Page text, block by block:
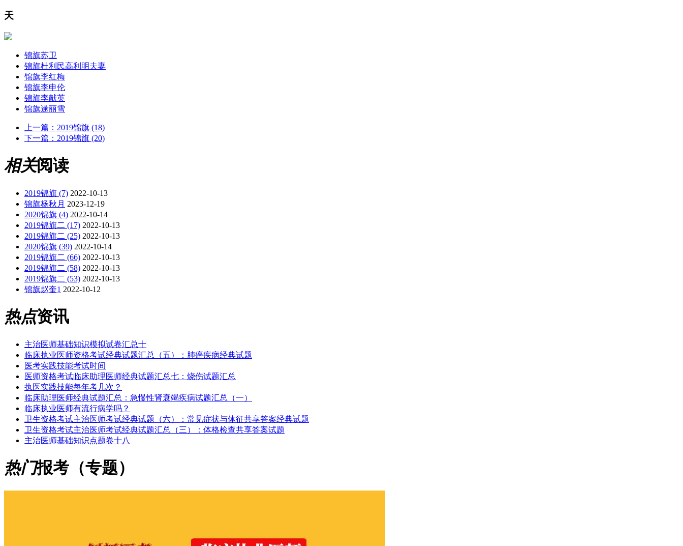
天
锦旗苏卫
锦旗杜利民高利明夫妻
锦旗李红梅
锦旗李申伦
锦旗李献英
锦旗逯丽雪
上一篇： 2019锦旗 (18)
下一篇： 2019锦旗 (20)
相关阅读
2019锦旗 (7) 2022-10-13
锦旗杨秋月 2023-12-19
2020锦旗 (4) 2022-10-14
2019锦旗二 (17) 2022-10-13
2019锦旗二 (25) 2022-10-13
2020锦旗 (39) 2022-10-14
2019锦旗二 (66) 2022-10-13
2019锦旗二 (58) 2022-10-13
2019锦旗二 (53) 2022-10-13
锦旗赵奎1 2022-10-12
热点资讯
主治医师基础知识模拟试卷汇总十
临床执业医师资格考试经典试题汇总（五）：肺癌疾病经典试题
医考实践技能考试时间
医师资格考试临床助理医师经典试题汇总七：烧伤试题汇总
执医实践技能每年考几次？
临床助理医师经典试题汇总：急慢性肾衰竭疾病试题汇总（一）
临床执业医师有流行病学吗？
卫生资格考试主治医师考试经典试题（六）：常见症状与体征共享答案经典试题
卫生资格考试主治医师考试经典试题汇总（三）：体格检查共享答案试题
主治医师基础知识点题卷十八
热门报考（专题）